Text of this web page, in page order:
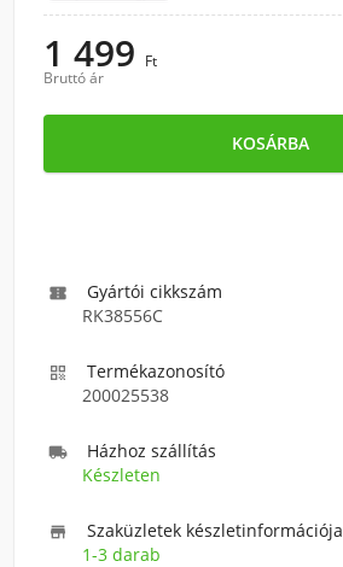
1 499 Ft
Bruttó ár
KOSÁRBA

Gyártói cikkszám
RK38556C

Termékazonosító
200025538

Házhoz szállítás
Készleten

Szaküzletek készletinformációja
1-3 darab